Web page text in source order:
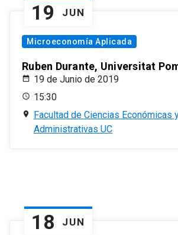
19 JUN
Microeconomía Aplicada
Ruben Durante, Universitat
19 de Junio de 2019
15:30
Facultad de Ciencias Económicas
Administrativas UC
18 JUN